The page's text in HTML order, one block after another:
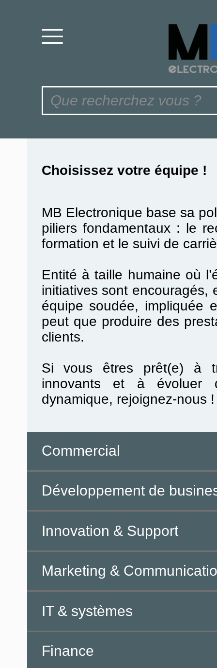
Choisissez votre équipe !
MB Electronique base sa
piliers fondamentaux : le
formation et le suivi de
Entité à taille humaine où l’
initiatives sont encouragés,
équipe soudée, impliquée
peut que produire des
clients.
Si vous êtres prêt(e) à
innovants et à évoluer
dynamique, rejoignez-nous
Commercial
Développement de
Innovation & Support
Marketing &
IT & systèmes
Finance